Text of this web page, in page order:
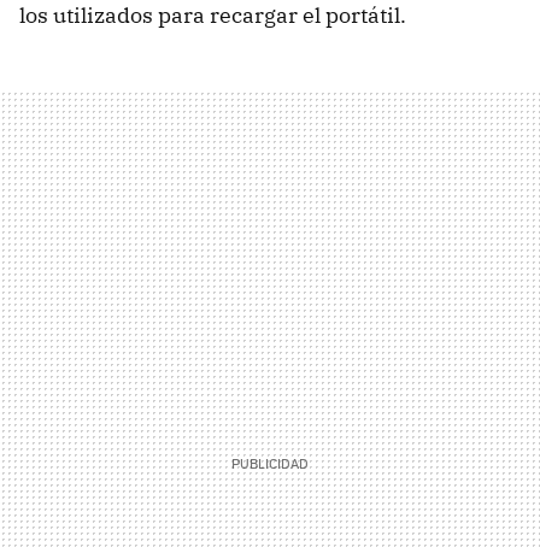
los utilizados para recargar el portátil.